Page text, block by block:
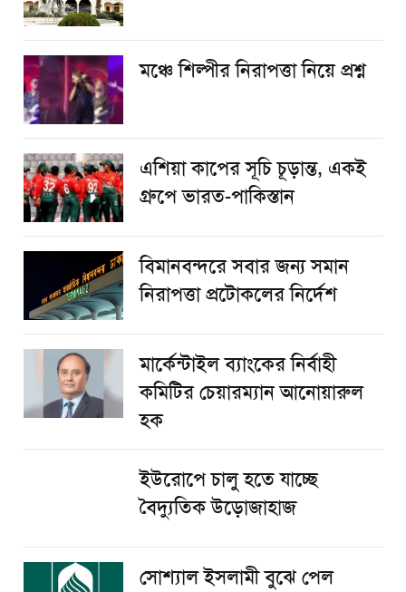
​মঞ্চে শিল্পীর নিরাপত্তা নিয়ে প্রশ্ন
এশিয়া কাপের সূচি চূড়ান্ত, একই
গ্রুপে ভারত-পাকিস্তান
বিমানবন্দরে সবার জন্য সমান
নিরাপত্তা প্রটোকলের নির্দেশ
মার্কেন্টাইল ব্যাংকের নির্বাহী
কমিটির চেয়ারম্যান আনোয়ারুল
হক
ইউরোপে চালু হতে যাচ্ছে
বৈদ্যুতিক উড়োজাহাজ
সোশ্যাল ইসলামী বুঝে পেল